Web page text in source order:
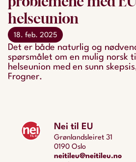
helseunion
18. feb. 2025
Det er både naturlig og
spørsmålet om en mulig norsk
helseunion med en sunn
Frogner.
Nei til EU
Grønlandsleiret 31
0190 Oslo
neitileu@neitileu.no